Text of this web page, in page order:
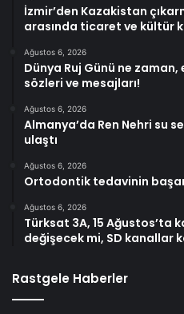
İzmir’den Kazakistan
arasında ticaret ve kültür
Ağustos 6, 2026
Dünya Ruj Günü ne zaman,
sözleri ve mesajları!
Ağustos 6, 2026
Almanya’da Ren Nehri su
ulaştı
Ağustos 6, 2026
Ortodontik tedavinin
Ağustos 6, 2026
Türksat 3A, 15 Ağustos’ta
değişecek mi, SD kanallar
Rastgele Haberler